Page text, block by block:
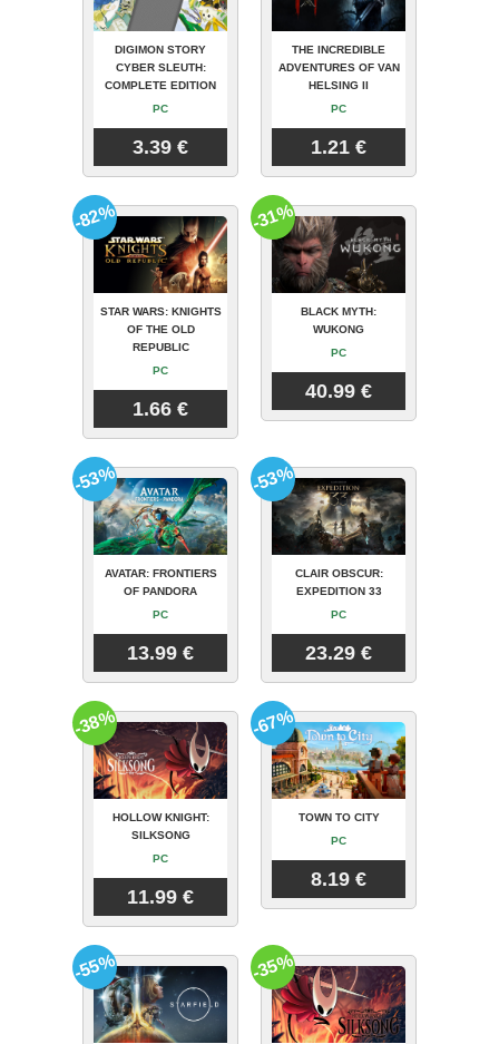
DIGIMON STORY
CYBER SLEUTH:
COMPLETE EDITION
PC
3.39 €
THE INCREDIBLE
ADVENTURES OF VAN
HELSING II
PC
1.21 €
STAR WARS: KNIGHTS
OF THE OLD
REPUBLIC
PC
1.66 €
-82%
BLACK MYTH:
WUKONG
PC
40.99 €
-31%
AVATAR: FRONTIERS
OF PANDORA
PC
13.99 €
-53%
CLAIR OBSCUR:
EXPEDITION 33
PC
23.29 €
-53%
HOLLOW KNIGHT:
SILKSONG
PC
11.99 €
-38%
TOWN TO CITY
PC
8.19 €
-67%
-55% -35%